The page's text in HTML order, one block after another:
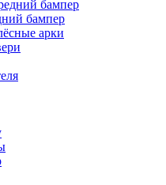
бампер
бампер
арки